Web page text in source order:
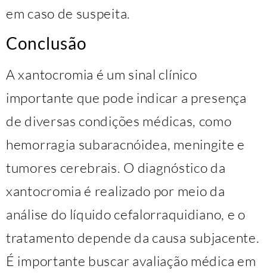
em caso de suspeita.
Conclusão
A xantocromia é um sinal clínico
importante que pode indicar a presença
de diversas condições médicas, como
hemorragia subaracnóidea, meningite e
tumores cerebrais. O diagnóstico da
xantocromia é realizado por meio da
análise do líquido cefalorraquidiano, e o
tratamento depende da causa subjacente.
É importante buscar avaliação médica em